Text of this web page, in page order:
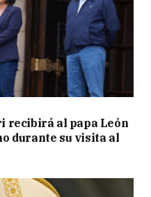
recibirá al papa León
durante su visita al